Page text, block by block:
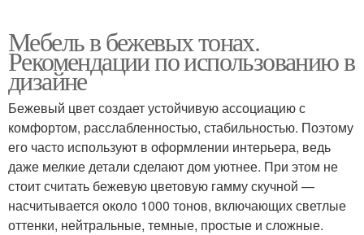
Мебель в бежевых тонах.
Рекомендации по использованию в
дизайне
Бежевый цвет создает устойчивую ассоциацию с
комфортом, расслабленностью, стабильностью. Поэтому
его часто используют в оформлении интерьера, ведь
даже мелкие детали сделают дом уютнее. При этом не
стоит считать бежевую цветовую гамму скучной —
насчитывается около 1000 тонов, включающих светлые
оттенки, нейтральные, темные, простые и сложные.